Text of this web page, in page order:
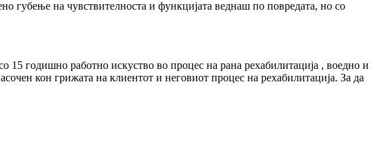
губење на чувствителноста и функцијата веднаш по повредата, но со
15 годишно работно искуство во процес на рана рехабилитација , воедно и
кон грижата на клиентот и неговиот процес на рехабилитација. За да